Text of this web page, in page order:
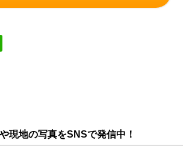
現地の写真をSNSで発信中！